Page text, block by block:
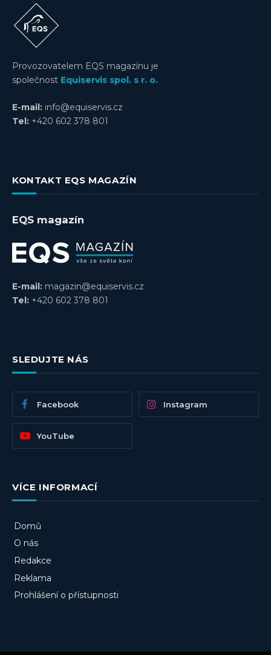
Provozovatelem EQS magazínu je
společnost Equiservis spol. s r. o.
E-mail: info@equiservis.cz
Tel: +420 602 378 801
KONTAKT EQS MAGAZÍN
EQS magazín
E-mail: magazin@equiservis.cz
Tel: +420 602 378 801
SLEDUJTE NÁS
Facebook Instagram
YouTube
VÍCE INFORMACÍ
Domů
O nás
Redakce
Reklama
Prohlášení o přístupnosti